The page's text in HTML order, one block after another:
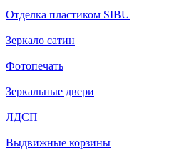
Отделка пластиком SIBU
Зеркало сатин
Фотопечать
Зеркальные двери
ЛДСП
Выдвижные корзины